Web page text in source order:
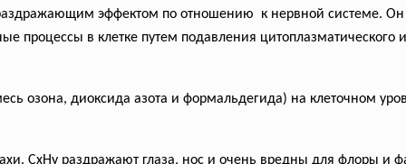
эффектом по отношению к нервной системе. Он
процессы в клетке путем подавления цитоплазматического
озона, диоксида азота и формальдегида) на клеточном
СxНy раздражают глаза, нос и очень вредны для флоры и